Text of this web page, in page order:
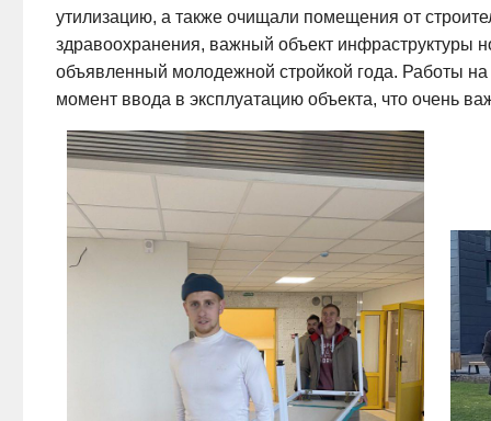
утилизацию, а также очищали помещения от
здравоохранения, важный объект инфраструктуры
объявленный молодежной стройкой года. Работы
момент ввода в эксплуатацию объекта, что очень